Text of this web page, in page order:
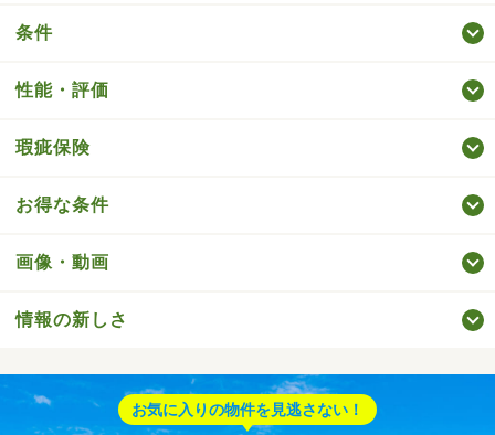
条件
性能・評価
瑕疵保険
お得な条件
画像・動画
情報の新しさ
お気に入りの物件を見逃さない！